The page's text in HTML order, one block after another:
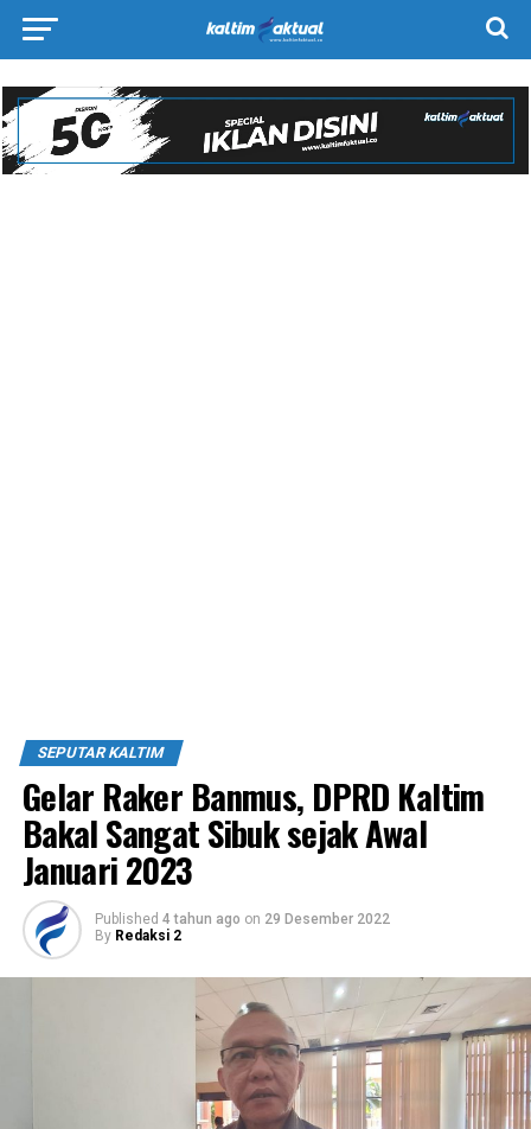
SEPUTAR KALTIM
Gelar Raker Banmus, DPRD Kaltim
Bakal Sangat Sibuk sejak Awal
Januari 2023
Published 4 tahun ago on 29 Desember 2022
By Redaksi 2